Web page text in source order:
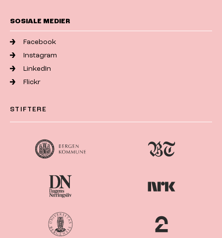
SOSIALE MEDIER
Facebook
Instagram
LinkedIn
Flickr
STIFTERE